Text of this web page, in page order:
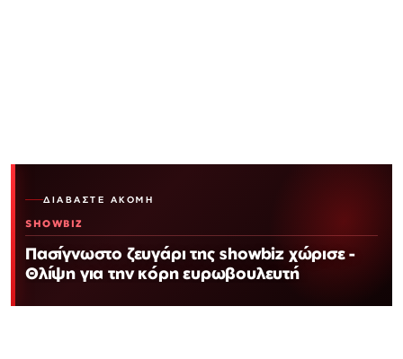
ΔΙΑΒΆΣΤΕ ΑΚΌΜΗ
SHOWBIZ
Πασίγνωστο ζευγάρι της showbiz χώρισε -
Θλίψη για την κόρη ευρωβουλευτή